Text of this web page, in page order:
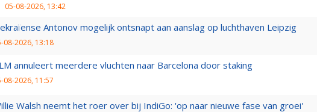
05-08-2026, 13:42
Antonov mogelijk ontsnapt aan aanslag op luchthaven Leipzig
08-2026, 13:18
annuleert meerdere vluchten naar Barcelona door staking
08-2026, 11:57
Walsh neemt het roer over bij IndiGo: 'op naar nieuwe fase van groei'